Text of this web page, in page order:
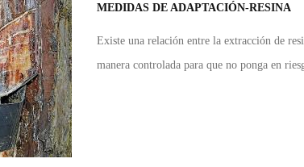
MEDIDAS DE ADAPTACIÓN-RESINA
Existe una relación entre la extracción de
manera controlada para que no ponga en